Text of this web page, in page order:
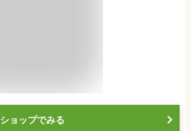
ショップでみる